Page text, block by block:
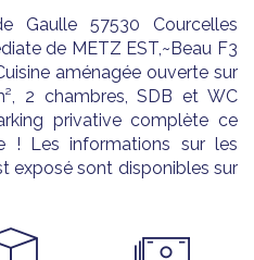
Gaulle 57530 Courcelles
de METZ EST,~Beau F3
aménagée ouverte sur
2 chambres, SDB et WC
privative complète ce
! Les informations sur les
exposé sont disponibles sur